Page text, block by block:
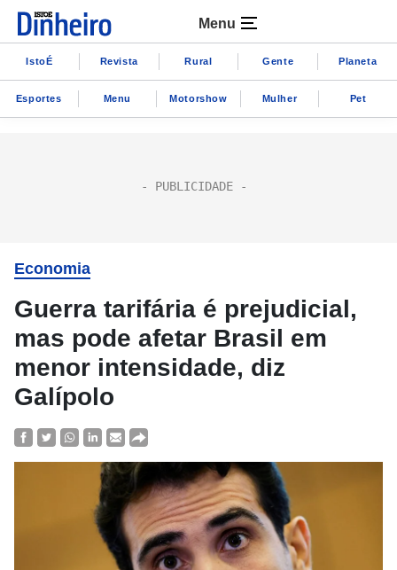
Menu
IstoÉ Revista Rural Gente Planeta
Esportes Menu Motorshow Mulher Pet
Economia
Guerra tarifária é prejudicial,
mas pode afetar Brasil em
menor intensidade, diz
Galípolo